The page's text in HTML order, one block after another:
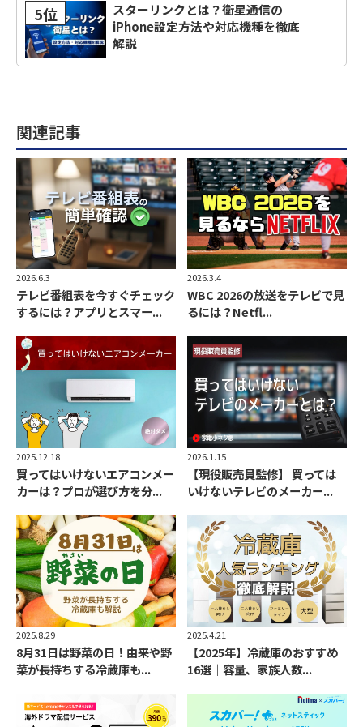
5位
スターリンクとは？衛星通信の
iPhone設定方法や対応機種を徹底
解説
関連記事
2026.6.3
テレビ番組表を今すぐチェック
するには？アプリとスマー...
2026.3.4
WBC 2026の放送をテレビで見
るには？Netfl...
2025.12.18
買ってはいけないエアコンメー
カーは？プロが選び方を分...
2026.1.15
【現役販売員監修】 買っては
いけないテレビのメーカー...
2025.8.29
8月31日は野菜の日！由来や野
菜が長持ちする冷蔵庫も...
2025.4.21
【2025年】冷蔵庫のおすすめ
16選｜容量、家族人数...